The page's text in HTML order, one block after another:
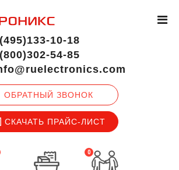
ОБРАТНЫЙ ЗВОНОК
СКАЧАТЬ ПРАЙС-ЛИСТ
10-18
54-85
0